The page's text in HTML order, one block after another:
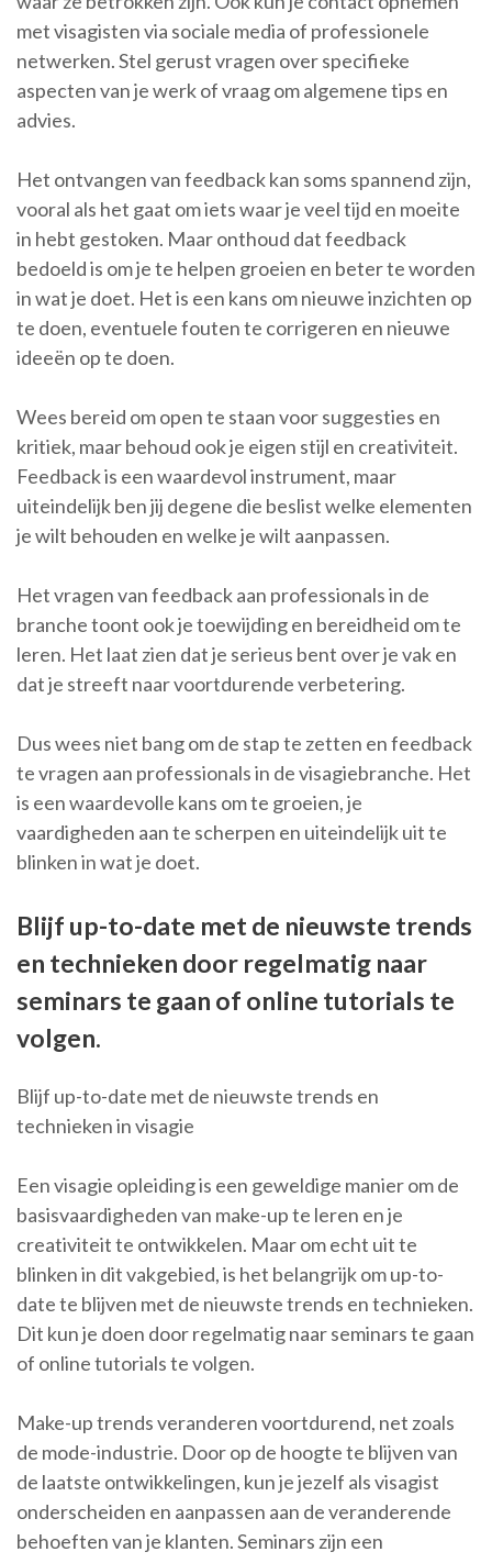
met visagisten via sociale media of professionele
netwerken. Stel gerust vragen over specifieke
aspecten van je werk of vraag om algemene tips en
advies.
Het ontvangen van feedback kan soms spannend zijn,
vooral als het gaat om iets waar je veel tijd en moeite
in hebt gestoken. Maar onthoud dat feedback
bedoeld is om je te helpen groeien en beter te worden
in wat je doet. Het is een kans om nieuwe inzichten op
te doen, eventuele fouten te corrigeren en nieuwe
ideeën op te doen.
Wees bereid om open te staan voor suggesties en
kritiek, maar behoud ook je eigen stijl en creativiteit.
Feedback is een waardevol instrument, maar
uiteindelijk ben jij degene die beslist welke elementen
je wilt behouden en welke je wilt aanpassen.
Het vragen van feedback aan professionals in de
branche toont ook je toewijding en bereidheid om te
leren. Het laat zien dat je serieus bent over je vak en
dat je streeft naar voortdurende verbetering.
Dus wees niet bang om de stap te zetten en feedback
te vragen aan professionals in de visagiebranche. Het
is een waardevolle kans om te groeien, je
vaardigheden aan te scherpen en uiteindelijk uit te
blinken in wat je doet.
Blijf up-to-date met de nieuwste trends
en technieken door regelmatig naar
seminars te gaan of online tutorials te
volgen.
Blijf up-to-date met de nieuwste trends en
technieken in visagie
Een visagie opleiding is een geweldige manier om de
basisvaardigheden van make-up te leren en je
creativiteit te ontwikkelen. Maar om echt uit te
blinken in dit vakgebied, is het belangrijk om up-to-
date te blijven met de nieuwste trends en technieken.
Dit kun je doen door regelmatig naar seminars te gaan
of online tutorials te volgen.
Make-up trends veranderen voortdurend, net zoals
de mode-industrie. Door op de hoogte te blijven van
de laatste ontwikkelingen, kun je jezelf als visagist
onderscheiden en aanpassen aan de veranderende
behoeften van je klanten. Seminars zijn een